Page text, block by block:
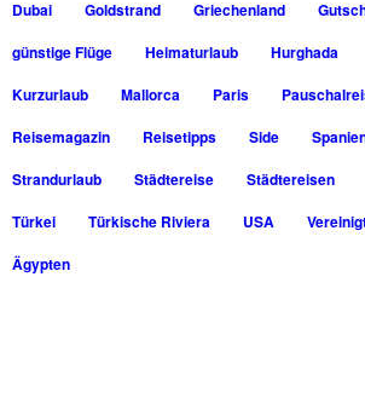
Dubai
Goldstrand Griechenland
günstige Flüge
Heimaturlaub Hurghada
Kurzurlaub
Mallorca Paris
Reisemagazin
Reisetipps Side
Strandurlaub
Städtereise Städtereisen
Türkei
Türkische Riviera USA
Ägypten